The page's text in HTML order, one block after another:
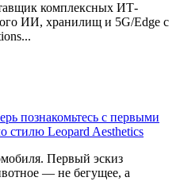
комплексных ИТ-
ИИ, хранилищ и 5G/Edge с
познакомьтесь с первыми
стилю Leopard Aesthetics
Первый эскиз
— не бегущее, а